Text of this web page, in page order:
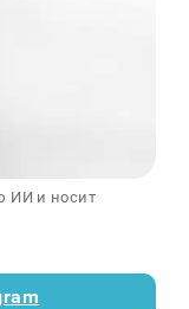
ИИ и носит